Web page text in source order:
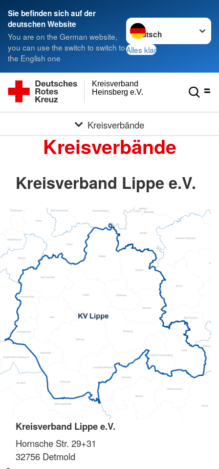
Sie befinden sich auf der
deutschen Website
You are on the German website,
you can use the switch to switch to
the English one
Sprache wechseln zu
Alles klar
Heinsberg e.V.
Kreisverband
Kreisverbände
Kreisverbände
Kreisverband Lippe e.V.
Kreisverband Lippe e.V.
Hornsche Str. 29+31
32756 Detmold